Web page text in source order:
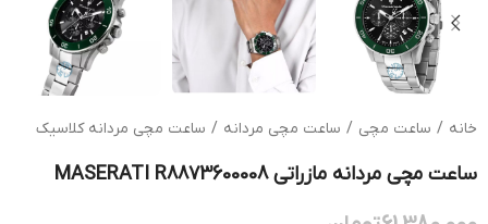
خانه / ساعت مچی / ساعت مچی مردانه / ساعت مچی مردانه کلاسیک
ساعت مچی مردانه مازراتی MASERATI R8873600008